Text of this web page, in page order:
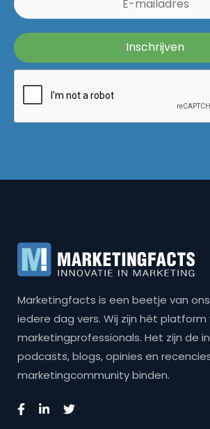
Marketingfacts is een beetje van
iedere dag vers. Wij zijn hét platform
marketingprofessionals. Het zijn de
podcasts, blogs, opinies en
marketingcommunity binden.